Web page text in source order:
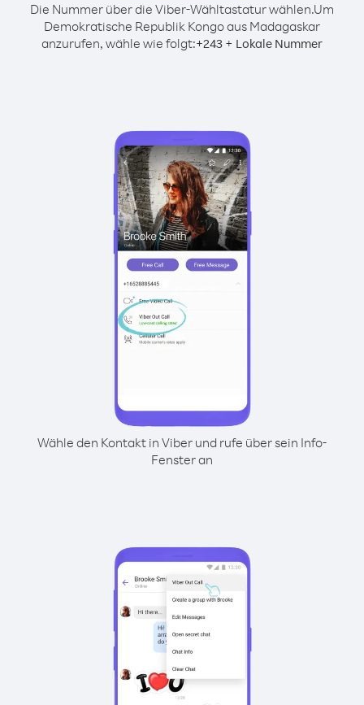
Die Nummer über die Viber-Wähltastatur wählen.Um
Demokratische Republik Kongo aus Madagaskar
anzurufen, wähle wie folgt:+243 + Lokale Nummer
Wähle den Kontakt in Viber und rufe über sein Info-
Fenster an